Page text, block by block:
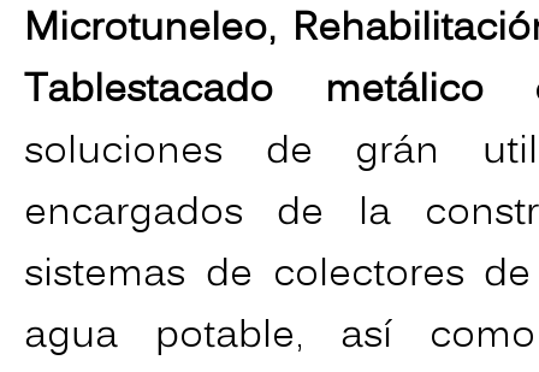
Microtuneleo,
Tablestacado metálico
soluciones de grán
encargados de la
sistemas de colectores
agua potable, así